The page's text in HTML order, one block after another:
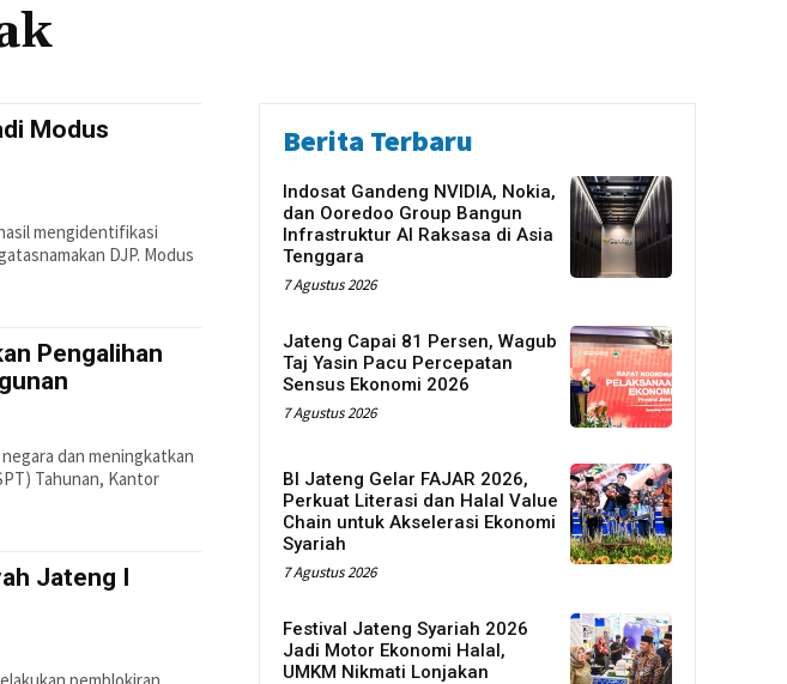
Modus
mengidentifikasi
DJP. Modus
Pengalihan
dan meningkatkan
Tahunan, Kantor
Jateng I
Berita Terbaru
Indosat Gandeng NVIDIA, Nokia,
dan Ooredoo Group Bangun
Infrastruktur AI Raksasa di Asia
Tenggara
7 Agustus 2026
Jateng Capai 81 Persen, Wagub
Taj Yasin Pacu Percepatan
Sensus Ekonomi 2026
7 Agustus 2026
BI Jateng Gelar FAJAR 2026,
Perkuat Literasi dan Halal Value
Chain untuk Akselerasi Ekonomi
Syariah
7 Agustus 2026
Festival Jateng Syariah 2026
Jadi Motor Ekonomi Halal,
UMKM Nikmati Lonjakan